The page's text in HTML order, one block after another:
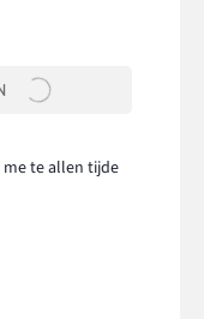
te allen tijde